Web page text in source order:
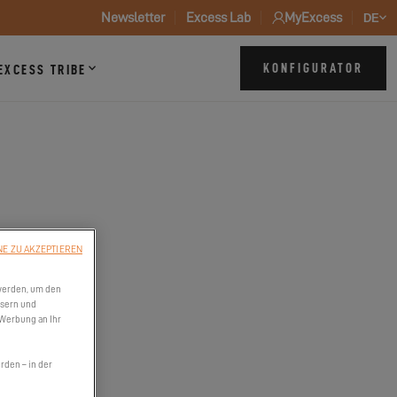
Newsletter Excess Lab MyExcess DE
TRIBE KONFIGURATOR
um den
und
an Ihr
– in der
ZU AKZEPTIEREN